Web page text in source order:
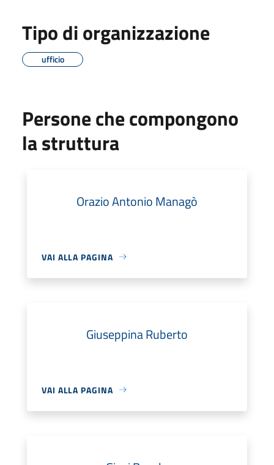
Tipo di organizzazione
ufficio
Persone che compongono
la struttura
Orazio Antonio Managò
VAI ALLA PAGINA
Giuseppina Ruberto
VAI ALLA PAGINA